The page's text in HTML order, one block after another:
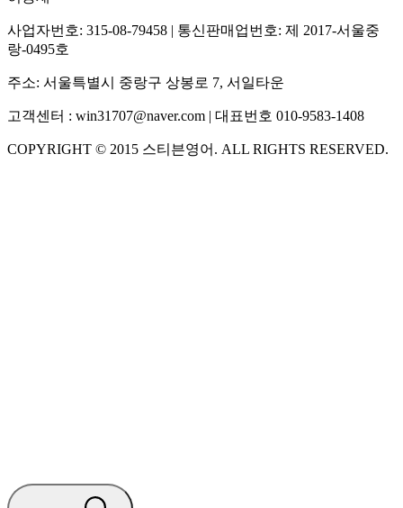
사업자번호: 315-08-79458 | 통신판매업번호: 제 2017-서울중
랑-0495호
주소: 서울특별시 중랑구 상봉로 7, 서일타운
고객센터 : win31707@naver.com | 대표번호 010-9583-1408
COPYRIGHT © 2015 스티븐영어 . ALL RIGHTS RESERVED.